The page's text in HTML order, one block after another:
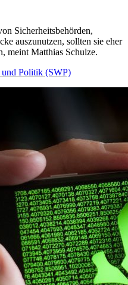
Sicherheitsbehörden,
auszunutzen, sollten sie eher
meint Matthias Schulze.
und Politik (SWP)